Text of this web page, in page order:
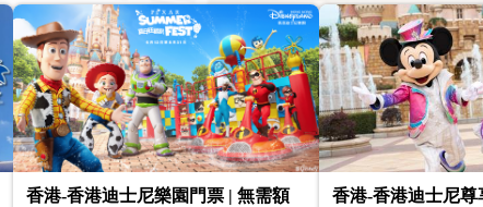
香港-香港迪士尼樂園門票 | 無需額
香港-香港迪士尼尊